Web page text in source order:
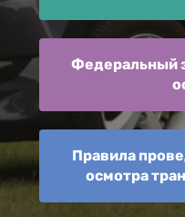
Федеральный
Правила
осмотра